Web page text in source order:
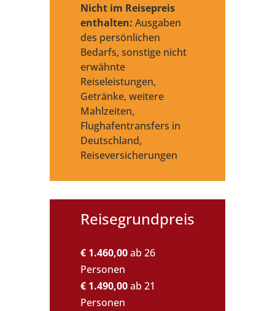
Nicht im Reisepreis
enthalten: Ausgaben
des persönlichen
Bedarfs, sonstige nicht
erwähnte
Reiseleistungen,
Getränke, weitere
Mahlzeiten,
Flughafentransfers in
Deutschland,
Reiseversicherungen
Reisegrundpreis
€ 1.460,00ab 26
Personen
€ 1.490,00ab 21
Personen